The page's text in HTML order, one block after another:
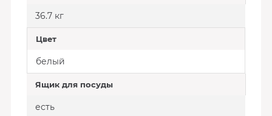
36.7 кг
Цвет
белый
Ящик для посуды
есть